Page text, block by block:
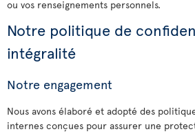
ou vos renseignements personnels.
Notre politique de
intégralité
Notre engagement
Nous avons élaboré et adopté des
internes conçues pour assurer une